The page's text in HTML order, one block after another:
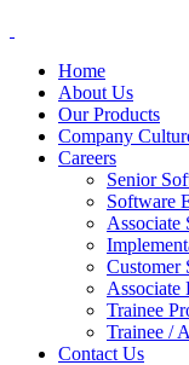
Home
About Us
Our Products
Company
Careers
Senior
Software
Associate
Customer
Associate
Trainee
Trainee /
Contact Us